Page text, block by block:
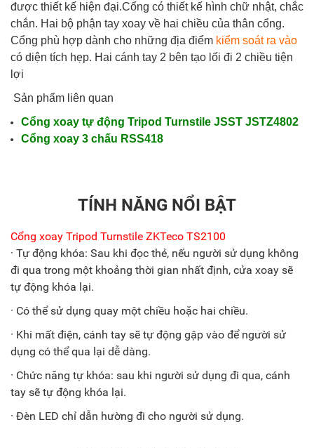
được thiết kế hiện đại.Cổng có thiết kế hình chữ nhật, chắc
chắn. Hai bộ phận tay xoay về hai chiều của thân cổng.
Cổng phù hợp dành cho những địa điểm kiểm soát ra vào
có diện tích hẹp. Hai cánh tay 2 bên tạo lối đi 2 chiều tiện
lợi
Sản phẩm liên quan
Cổng xoay tự động Tripod Turnstile JSST JSTZ4802
Cổng xoay 3 chấu RSS418
TÍNH NĂNG NỔI BẬT
Cổng xoay Tripod Turnstile ZKTeco TS2100
· Tự động khóa: Sau khi đọc thẻ, nếu người sử dụng không
đi qua trong một khoảng thời gian nhất định, cửa xoay sẽ
tự động khóa lại.
· Có thể sử dụng quay một chiều hoặc hai chiều.
· Khi mất điện, cánh tay sẽ tự động gập vào để người sử
dụng có thể qua lại dễ dàng.
· Chức năng tự khóa: sau khi người sử dụng đi qua, cánh
tay sẽ tự động khóa lại.
· Đèn LED chỉ dẫn hường đi cho người sử dụng.